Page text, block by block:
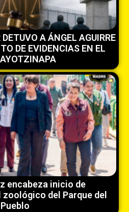
DETUVO A ÁNGEL AGUIRRE
DE EVIDENCIAS EN EL
encabeza inicio de
del Parque del
Pueblo